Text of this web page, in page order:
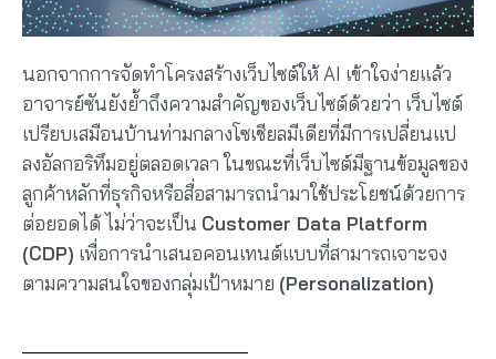
นอกจากการจัดทำโครงสร้างเว็บไซต์ให้ AI เข้าใจง่ายแล้ว
อาจารย์ซันยังย้ำถึงความสำคัญของเว็บไซต์ด้วยว่า เว็บไซต์
เปรียบเสมือนบ้านท่ามกลางโซเชียลมีเดียที่มีการเปลี่ยนแป
ลงอัลกอริทึมอยู่ตลอดเวลา ในขณะที่เว็บไซต์มีฐานข้อมูลของ
ลูกค้าหลักที่ธุรกิจหรือสื่อสามารถนำมาใช้ประโยชน์ด้วยการ
ต่อยอดได้ ไม่ว่าจะเป็น Customer Data Platform
(CDP) เพื่อการนำเสนอคอนเทนต์แบบที่สามารถเจาะจง
ตามความสนใจของกลุ่มเป้าหมาย (Personalization)